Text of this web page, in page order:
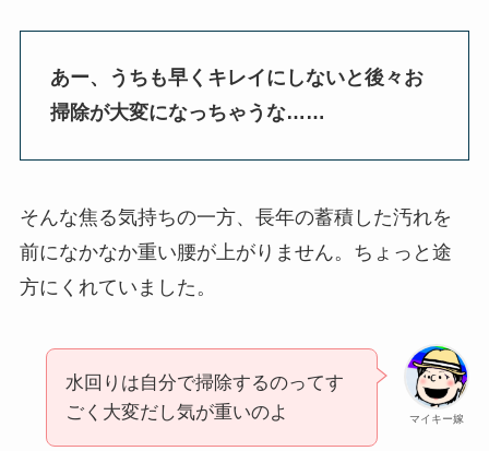
あー、うちも早くキレイにしないと後々お
掃除が大変になっちゃうな……
そんな焦る気持ちの一方、長年の蓄積した汚れを
前になかなか重い腰が上がりません。ちょっと途
方にくれていました。
マイキー嫁
水回りは自分で掃除するのってす
ごく大変だし気が重いのよ